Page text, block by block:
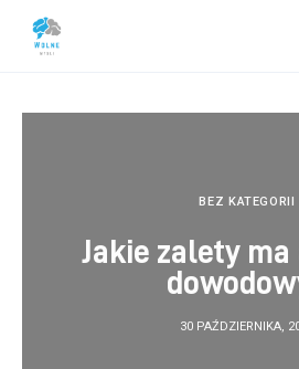
Dom i ogród
BEZ KATEGORII
Jakie zalety
30 PAŹDZIERNIKA,